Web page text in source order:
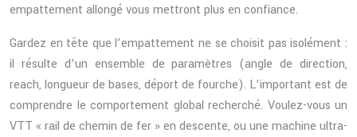
empattement allongé vous mettront plus en confiance.
Gardez en tête que l’empattement ne se choisit pas isolément :
il résulte d’un ensemble de paramètres (angle de direction,
reach, longueur de bases, déport de fourche). L’important est de
comprendre le comportement global recherché. Voulez-vous un
VTT « rail de chemin de fer » en descente, ou une machine ultra-